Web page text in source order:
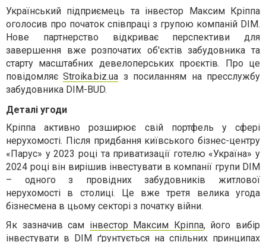
Український підприємець та інвестор Максим Кріппа
оголосив про початок співпраці з групою компаній DIM.
Нове партнерство відкриває перспективи для
завершення вже розпочатих об'єктів забудовника та
старту масштабних девелоперських проєктів. Про це
повідомляєStroika.biz.ua з посиланням на пресслужбу
забудовника DIM-BUD.
Деталі угоди
Кріппа активно розширює свій портфель у сфері
нерухомості. Після придбання київського бізнес-центру
«Парус» у 2023 році та приватизації готелю «Україна» у
2024 році він вирішив інвестувати в компанії групи DIM
– одного з провідних забудовників житлової
нерухомості в столиці. Це вже третя велика угода
бізнесмена в цьому секторі з початку війни.
Як зазначив сам інвестор Максим Кріппа, його вибір
інвестувати в DIM ґрунтується на спільних принципах